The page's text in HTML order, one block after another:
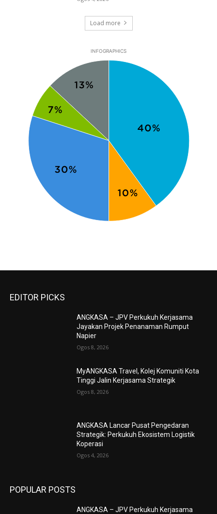
Load more
INFOGRAPHICS
EDITOR PICKS
ANGKASA – JPV Perkukuh Kerjasama
Jayakan Projek Penanaman Rumput
Napier
Ogos 8, 2026
MyANGKASA Travel, Kolej Komuniti Kota
Tinggi Jalin Kerjasama Strategik
Ogos 8, 2026
ANGKASA Lancar Pusat Pengedaran
Strategik: Perkukuh Ekosistem Logistik
Koperasi
Ogos 4, 2026
POPULAR POSTS
ANGKASA – JPV Perkukuh Kerjasama